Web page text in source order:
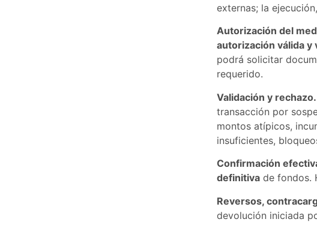
externas; la
Autorización del
autorización válida y
podrá solicitar
requerido.
Validación y rechazo.
transacción por
montos atípicos,
insuficientes,
Confirmación
definitiva de fondos.
Reversos,
devolución iniciada